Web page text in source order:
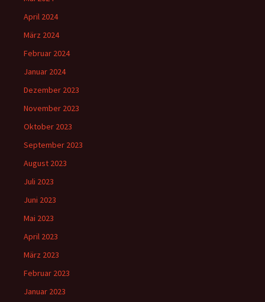
April 2024
März 2024
Februar 2024
Januar 2024
Dezember 2023
November 2023
Oktober 2023
September 2023
August 2023
Juli 2023
Juni 2023
Mai 2023
April 2023
März 2023
Februar 2023
Januar 2023